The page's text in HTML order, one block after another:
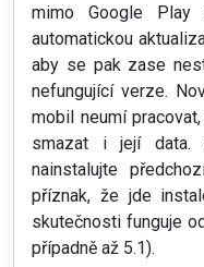
mimo Google
automatickou
aby se pak zase
nefungující verze.
mobil neumí
smazat i její data.
nainstalujte
příznak, že jde
skutečnosti funguje
případně až 5.1).